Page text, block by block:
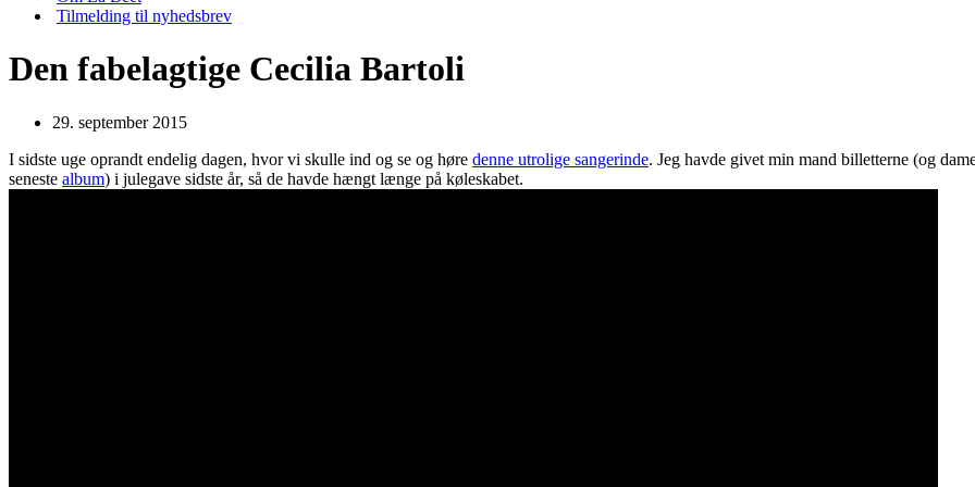
Tilmelding til nyhedsbrev
Den fabelagtige Cecilia Bartoli
29. september 2015
I sidste uge oprandt endelig dagen, hvor vi skulle ind og se og høre denne utrolige sangerinde. Jeg havde givet min mand billetterne (og
seneste album) i julegave sidste år, så de havde hængt længe på køleskabet.